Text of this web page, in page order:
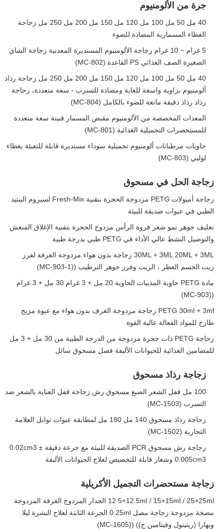
جرة من الألومنيوم
40 مل 50 مل 100 مل 120 مل 150 مل 200 مل 250 مل زجاجة
الغطاء المسمارية المضادة للضوء
5 غرام ~ 10 غرام زجاجة الألومنيوم المستديرة المعدنية زجاجة الشاي
الصغيرة الصف الغذائي PS القاعدة (MC-802)
40 مل 50 مل 100 مل 120 مل 150 مل 200 مل 250 مل زجاجة رذاذ
ألومنيوم بزاوية واسعة للغاية ومضادة للتسرب - سعة متعددة، زجاجة
رذاذ رذاذ دقيقة مانعة للضوء بالكامل (MC-804)
المعدات المخصصة من الألومنيوم مقبض المسمار قنينة سعة متعددة
للمستحضرات التجميلية الغذائية (MC-801)
حاويات مرطبانات ألومنيوم تجميلية سوداء مستديرة قابلة للتعبئة بغطاء
لولبي (MC-803)
زجاجة الحل في مسحوق
زجاجة أمبولات PETG مزدوجة الحجرة بتقنية Fresh-Mix لسيروم الببتيد
الطبي في عبوات صديقة للبيئة
تغليف جوهر نمو شعر فروة الرأس مزدوج الحجرة بتقنية الإغلاق المنعش
والتوصيل النشط عالي الأداء في PETG طبي بدرجة طبية
30ML + 3ML 20ML + 3ML زجاجة بدون هواء مزدوجة الغرفة لفرز
زيت الجسم العطر ، الزيت وفرز جوهر الترطيب ((MC-903-1)
مادة PETG حاوية المذيبات الحاوية 20 مل + 3 غرام 30 مل + 3 غرام
((MC-903)
PETG 30ml + 3ml زجاجة مزدوجة الغرف بدون هواء مع عبوة مزيج
طازج للمواد الفعالة عالية القوة
زجاجة PETG ذات حجرة مزدوجة من الدرجة الطبية من 30 مل + 3 مل
للمضامين الغذائية للحيوانات الأليفة فصل مسحوق سائل
زجاجة رذاذ مسحوق
100 مل قفل الشعر الصبغ مسحوق رش زجاجة قفل العناية بالشعر ضد
التسرب (MC-1503)
زجاجة رذاذ مسحوق 140 مل 180 مل لمطابقة عبوات توابل العلامة
التجارية (MC-1502)
زجاجة رش مسحوق PCR الصديقة للبيئة مع جرعة دقيقة 0.02cm3 ±
0.005cm3 وشعار قابلة للتخصيص لعلاج الحيوانات الأليفة
زجاجة مستحضرات التجميل الأكريلية
12.5+12.5ml / 15+15ml / 25+25ml الجدار المزدوج الغرفة المزدوجة
مضخة مزدوجة زجاجة مصل 0.25ml الجرعة الثابتة لعلاج البشرة ليلا
ونهارا (ريتينول وفيتامين ج)) ((MC-1605)